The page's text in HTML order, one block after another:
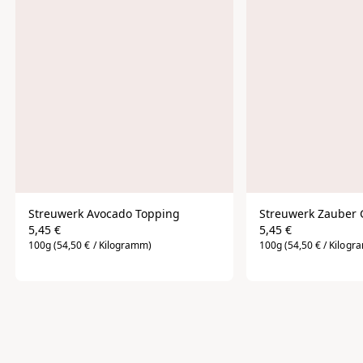
Streuwerk Avocado Topping
5,45 €
100g(54,50 € / Kilogramm)
Streuwerk Zauber
5,45 €
100g(54,50 € /